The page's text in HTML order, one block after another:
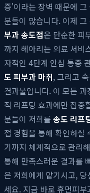
증'이라는 장벽 때문에
분들이 많습니다. 이제
부과 송도점은 단순한 피
까지 헤아리는 의료 서비
자적인 4단계 안심 통증
도 피부과 마취, 그리고
결과물입니다. 이 모든
직 리프팅 효과에만 집중
분들이 저희를 송도 리프
접 경험을 통해 확인하실
기까지 체계적으로 관리
통해 만족스러운 결과를
은 저희에게 맡기시고,
세요. 지금 바로 휴먼피